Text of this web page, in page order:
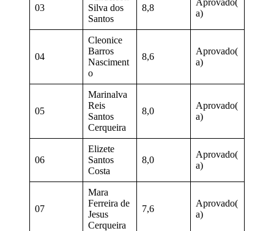
03
Silva dos
Santos
8,8
a)
04
Cleonice
Barros
Nasciment
o
8,6
Aprovado(
a)
05
Marinalva
Reis
Santos
Cerqueira
8,0
Aprovado(
a)
06
Elizete
Santos
Costa
8,0
Aprovado(
a)
07
Mara
Ferreira de
Jesus
Cerqueira
7,6
Aprovado(
a)